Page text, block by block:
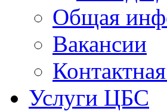
Общая
Вакансии
Услуги ЦБС